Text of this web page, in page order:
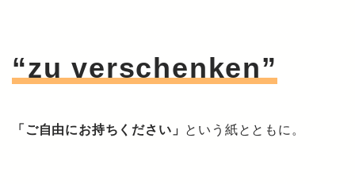
“zu verschenken”
「ご自由にお持ちください」 という紙とともに。